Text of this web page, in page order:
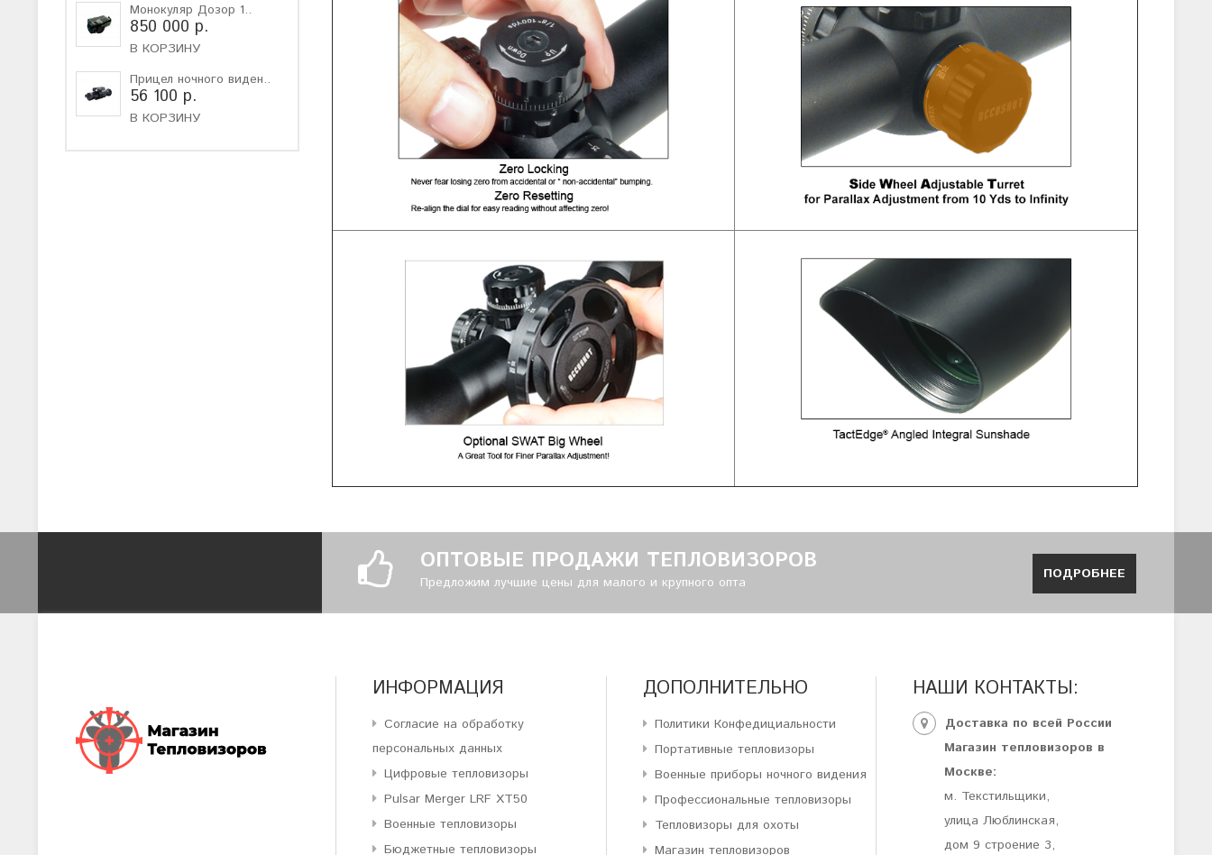
Монокуляр Дозор 1..
850 000 р.
В КОРЗИНУ
Прицел ночного виден..
56 100 р.
В КОРЗИНУ
ОПТОВЫЕ ПРОДАЖИ ТЕПЛОВИЗОРОВ
Предложим лучшие цены для малого и крупного опта ПОДРОБНЕЕ
ИНФОРМАЦИЯ
Согласие на обработку
персональных данных
Цифровые тепловизоры
Pulsar Merger LRF XT50
Военные тепловизоры
Бюджетные тепловизоры
ДОПОЛНИТЕЛЬНО
Политики Конфедициальности
Портативные тепловизоры
Военные приборы ночного видения
Профессиональные тепловизоры
Тепловизоры для охоты
Магазин тепловизоров
НАШИ КОНТАКТЫ:
Доставка по всей России
Магазин тепловизоров в
Москве:
м. Текстильщики,
улица Люблинская,
дом 9 строение 3,